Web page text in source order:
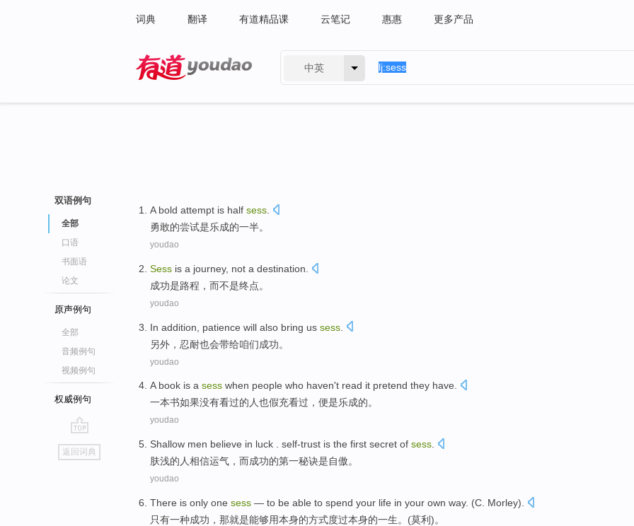
词典 翻译 有道精品课 云笔记 惠惠 更多产品
中英
双语例句
全部
口语
书面语
论文
原声例句
全部
音频例句
视频例句
权威例句
go
top
返回词典
A bold attempt is half sess
勇敢的尝试是乐成的一半。
youdao
Sess is a journey, not a destination
成功是路程 ， 而不是终点。
youdao
In addition patience will also bring us sess
另外 ， 忍耐也会带给咱们成功。
youdao
A book is a sess when people who haven't read it pretend they have.
一本书如果没有看过的人也假充看过，便是乐成的。
youdao
Shallow men believe in luck . self-trust is the first secret of sess
肤浅的 人相信运气 ，而成功的第一秘诀是自傲。
youdao
There is only one sess — to be able to spend your life in your own way. (C. Morley).
只有一种成功， 那就是能够用本身的方式度过本身的一生。(莫利 )。